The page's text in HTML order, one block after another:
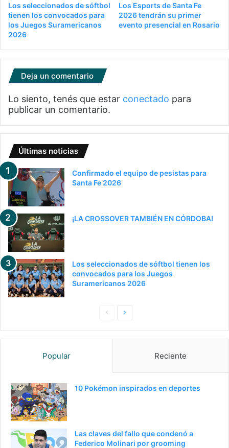
Los seleccionados de sóftbol
tienen los convocados para
los Juegos Suramericanos
2026
Los Esports de Santa Fe
2026 tendrán su primer
evento presencial en Rosario
Deja un comentario
Lo siento, tenés que estar conectado para
publicar un comentario.
Últimas noticias
Confirmado el equipo de pesistas para
Santa Fe 2026
¡LA CROSSOVER TAMBIÉN EN CÓRDOBA!
Los seleccionados de sóftbol tienen los
convocados para los Juegos
Suramericanos 2026
PaginaSiguiente
Popular Reciente
10 Pokémon inspirados en deportes
Las claves del fallo que condenó a
Federico Molinari por grooming